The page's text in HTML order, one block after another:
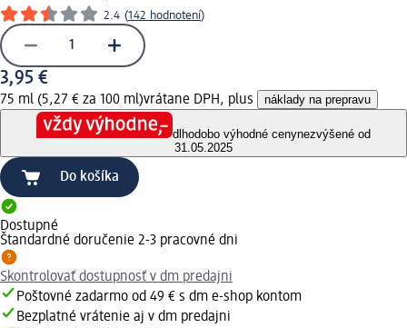
2.4 (142 hodnotení)
3,95 €
75 ml (5,27 € za 100 ml)vrátane DPH, plus náklady na prepravu
dlhodobo výhodné cenynezvýšené od
31.05.2025
Do košíka
Dostupné
Štandardné doručenie 2-3 pracovné dni
Skontrolovať dostupnosť v dm predajni
Poštovné zadarmo od 49 € s dm e-shop kontom
Bezplatné vrátenie aj v dm predajni